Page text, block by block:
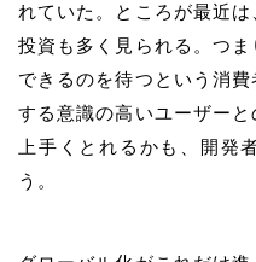
れていた。ところが最近
投資も多く見られる。つ
できるのを待つという消
する意識の高いユーザー
上手くとれるかも、開発
う。